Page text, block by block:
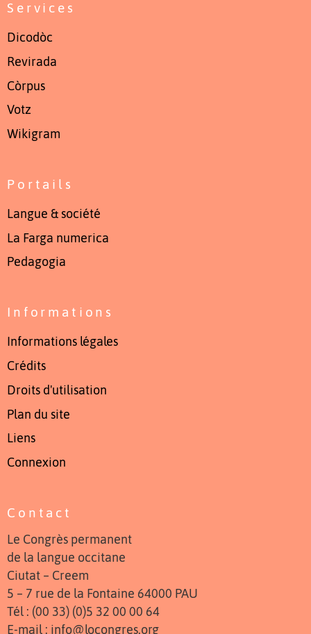
Services
Dicodòc
Revirada
Còrpus
Votz
Wikigram
Portails
Langue & société
La Farga numerica
Pedagogia
Informations
Informations légales
Crédits
Droits d'utilisation
Plan du site
Liens
Connexion
Contact
Le Congrès permanent
de la langue occitane
Ciutat – Creem
5 – 7 rue de la Fontaine 64000 PAU
Tél : (00 33) (0)5 32 00 00 64
E-mail : info@locongres.org